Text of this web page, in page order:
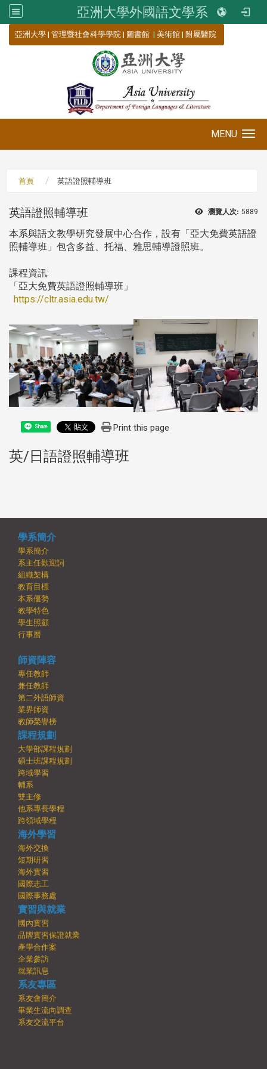
亞洲大學外國語文學系
亞洲大學 | 管理暨社會科學學院 | 圖書館 | 美術館 | 附屬醫院
MENU
首頁 英語證照輔導班
瀏覽人次: 5889
英語證照輔導班
本系與語文教學研究發展中心合作，設有「亞大免費英語證
照輔導班」包含多益、托福、雅思輔導證照班。
課程資訊:
「亞大免費英語證照輔導班」
https://cltr.asia.edu.tw/
Share Print this page
英/日語證照輔導班
學系簡介
學系簡介
系主任歡迎詞
組織架構
教育目標
本系優勢
教學特色
學生照顧
行事曆
師資陣容
專任教師
兼任教師
第二外語師資
業界師資
教師榮譽榜
課程規劃
大學部課程規劃
碩士班課程規劃
跨域學習
輔系
雙主修
他系專長學程
跨領域學程
海外學習
海外交換
短期研習
海外實習
國際志工
國際事務處
實習與就業
國內實習
品牌實習保證就業
產學合作案
企業參訪
就業訊息
系友專區
系友會簡介
畢業生流向調查
系友交流平台